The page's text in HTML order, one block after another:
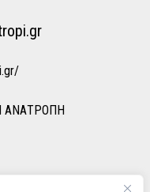
ΑΝΑΤΡΟΠΗ